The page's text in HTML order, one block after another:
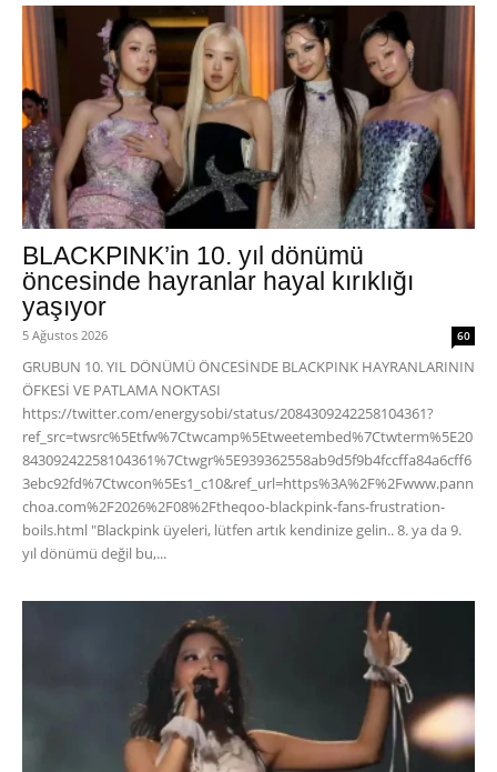
BLACKPINK’in 10. yıl dönümü
öncesinde hayranlar hayal kırıklığı
yaşıyor
5 Ağustos 2026 60
GRUBUN 10. YIL DÖNÜMÜ ÖNCESİNDE BLACKPINK HAYRANLARININ
ÖFKESİ VE PATLAMA NOKTASI
https://twitter.com/energysobi/status/2084309242258104361?
ref_src=twsrc%5Etfw%7Ctwcamp%5Etweetembed%7Ctwterm%5E20
84309242258104361%7Ctwgr%5E939362558ab9d5f9b4fccffa84a6cff6
3ebc92fd%7Ctwcon%5Es1_c10&ref_url=https%3A%2F%2Fwww.pann
choa.com%2F2026%2F08%2Ftheqoo-blackpink-fans-frustration-
boils.html "Blackpink üyeleri, lütfen artık kendinize gelin.. 8. ya da 9.
yıl dönümü değil bu,...